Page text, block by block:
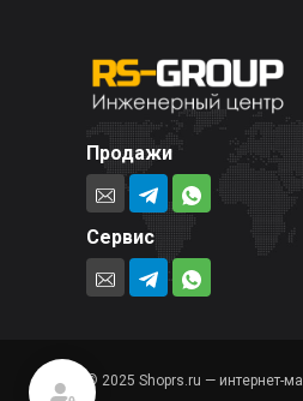
Продажи
Сервис
© 2025 Shoprs.ru — интернет-